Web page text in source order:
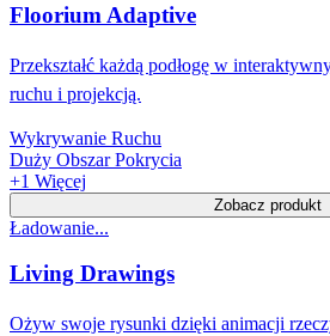
Floorium Adaptive
Przekształć każdą podłogę w
ruchu i projekcją.
Wykrywanie Ruchu
Duży Obszar Pokrycia
+1 Więcej
Zobacz produkt
Ładowanie...
Living Drawings
Ożyw swoje rysunki dzięki animacji